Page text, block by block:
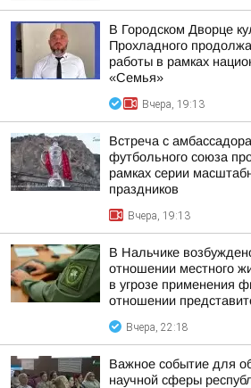
В Городском Дворце
Прохладного
работы в рамках
«Семья»
Вчера, 19:13
Встреча с
футбольного союза
рамках серии
праздников
Вчера, 19:13
В Нальчике
отношении местного
в угрозе применения
отношении
Вчера, 22:18
Важное событие для
научной сферы